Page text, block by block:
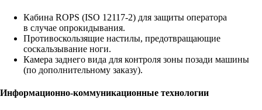
Кабина ROPS (ISO 12117-2) для защиты оператора
в случае опрокидывания.
Противоскользящие настилы, предотвращающие
соскальзывание ноги.
Камера заднего вида для контроля зоны позади машины
(по дополнительному заказу).
Информационно-коммуникационные технологии